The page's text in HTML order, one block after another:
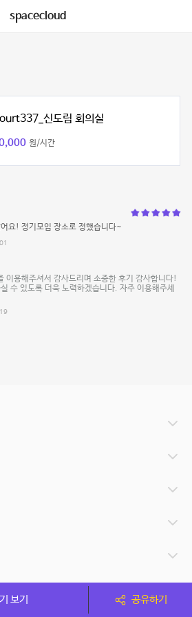
spacecloud
신도림 회의실
원/시간
요! 정기모임 장소로 정했습니다~
용해주셔서 감사드리며 소중한 후기 감사합니다!
수 있도록 더욱 노력하겠습니다. 자주 이용해주세
보기 공유하기